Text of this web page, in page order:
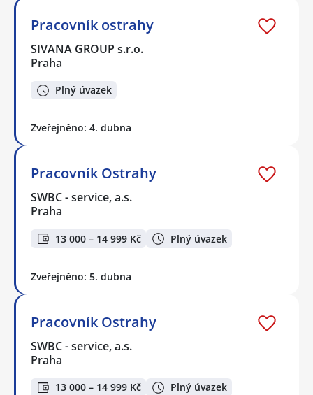
Pracovník ostrahy
SIVANA GROUP s.r.o.
Praha
Plný úvazek
Zveřejněno: 4. dubna
Pracovník Ostrahy
SWBC - service, a.s.
Praha
13 000 – 14 999 Kč Plný úvazek
Zveřejněno: 5. dubna
Pracovník Ostrahy
SWBC - service, a.s.
Praha
13 000 – 14 999 Kč Plný úvazek